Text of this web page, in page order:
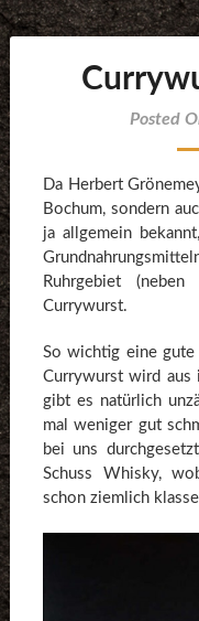
Posted
Da Herbert
Bochum, sondern
ja allgemein
Ruhrgebiet
Currywurst.
So wichtig eine gute
Currywurst wird aus
gibt es natürlich
mal weniger gut
bei uns
Schuss Whisky,
schon ziemlich